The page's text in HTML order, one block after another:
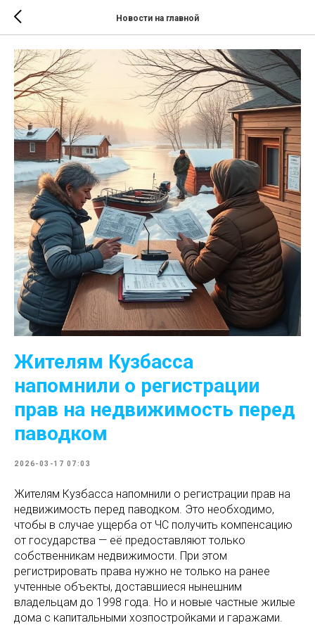
Новости на главной
Жителям Кузбасса
напомнили о регистрации
прав на недвижимость перед
паводком
2026-03-17 07:03
Жителям Кузбасса напомнили о регистрации прав на
недвижимость перед паводком. Это необходимо,
чтобы в случае ущерба от ЧС получить компенсацию
от государства — её предоставляют только
собственникам недвижимости. При этом
регистрировать права нужно не только на ранее
учтенные объекты, доставшиеся нынешним
владельцам до 1998 года. Но и новые частные жилые
дома с капитальными хозпостройками и гаражами.